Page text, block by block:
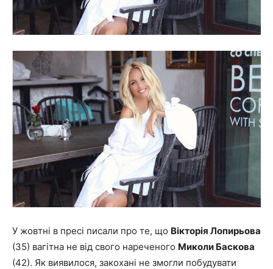
У жовтні в пресі писали про те, що Вікторія Лопирьова
(35) вагітна не від свого нареченого Миколи Баскова
(42). Як виявилося, закохані не змогли побудувати